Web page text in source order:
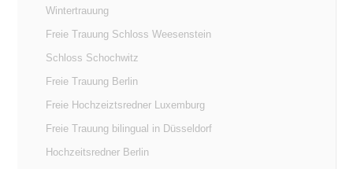
Wintertrauung
Freie Trauung Schloss Weesenstein
Schloss Schochwitz
Freie Trauung Berlin
Freie Hochzeiztsredner Luxemburg
Freie Trauung bilingual in Düsseldorf
Hochzeitsredner Berlin